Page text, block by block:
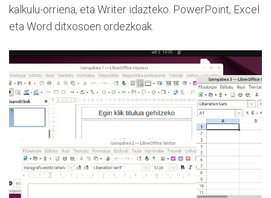
kalkulu-orriena, eta Writer idazteko. PowerPoint, Excel
eta Word ditxosoen ordezkoak.